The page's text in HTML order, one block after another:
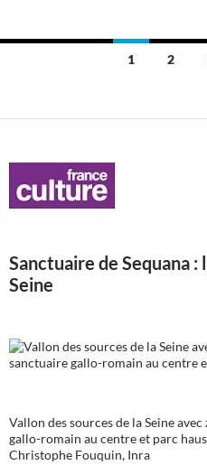
articles
1 2
Sanctuaire de Sequana
Seine
Vallon des sources de la Seine
gallo-romain au centre et parc
Christophe Fouquin, Inra